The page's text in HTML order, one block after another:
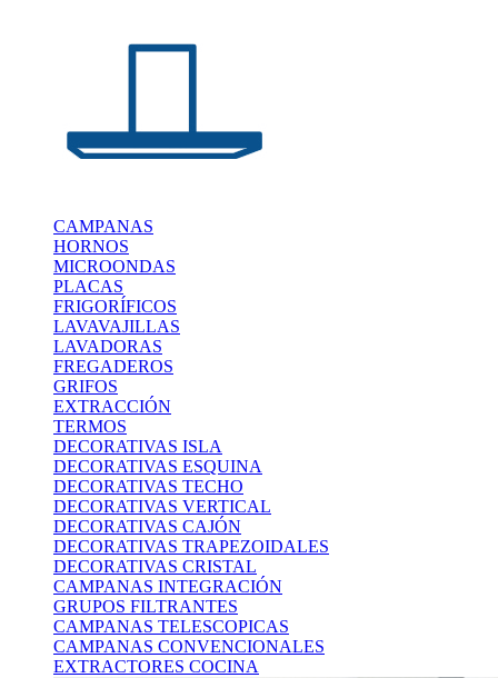
CAMPANAS
HORNOS
MICROONDAS
PLACAS
FRIGORÍFICOS
LAVAVAJILLAS
LAVADORAS
FREGADEROS
GRIFOS
EXTRACCIÓN
TERMOS
DECORATIVAS ISLA
DECORATIVAS ESQUINA
DECORATIVAS TECHO
DECORATIVAS VERTICAL
DECORATIVAS CAJÓN
DECORATIVAS TRAPEZOIDALES
DECORATIVAS CRISTAL
CAMPANAS INTEGRACIÓN
GRUPOS FILTRANTES
CAMPANAS TELESCOPICAS
CAMPANAS CONVENCIONALES
EXTRACTORES COCINA